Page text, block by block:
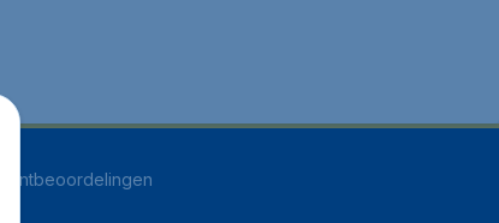
klantbeoordelingen